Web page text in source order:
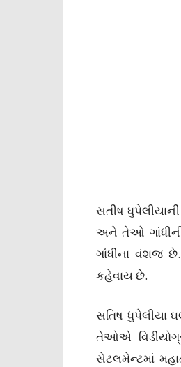
સતીષ
અને તેઓ
ગાંધીના વંશજ છે.
કહેવાય છે.
સતિષ ધુપેલીયા
તેઓએ
સેટલમેન્ટમાં